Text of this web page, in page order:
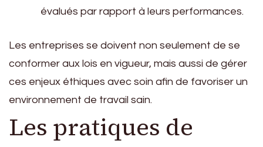
évalués par rapport à leurs performances.
Les entreprises se doivent non seulement de se
conformer aux lois en vigueur, mais aussi de gérer
ces enjeux éthiques avec soin afin de favoriser un
environnement de travail sain.
Les pratiques de